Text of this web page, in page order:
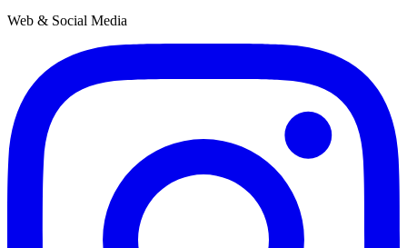
Web & Social Media